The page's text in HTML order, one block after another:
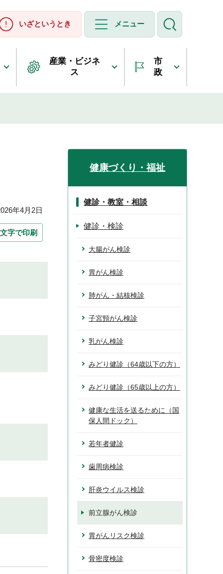
いざというとき メニュー
産業・ビジネ
ス
市
政
年4月2日
字で印刷
健康づくり・福祉
健診・教室・相談
健診・検診
大腸がん検診
胃がん検診
肺がん・結核検診
子宮頸がん検診
乳がん検診
みどり健診（64歳以下の方）
みどり健診（65歳以上の方）
健康な生活を送るために（国
保人間ドック）
若年者健診
歯周病検診
肝炎ウイルス検診
前立腺がん検診
胃がんリスク検診
骨密度検診